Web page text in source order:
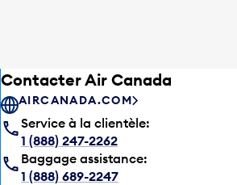
Contacter Air Canada
AIRCANADA.COM
Service à la clientèle:
1 (888) 247-2262
Baggage assistance:
1 (888) 689-2247